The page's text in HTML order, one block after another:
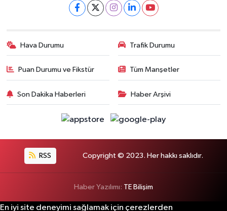
Hava Durumu Trafik Durumu
Puan Durumu ve Fikstür Tüm Manşetler
Son Dakika Haberleri Haber Arşivi
RSS Copyright © 2023. Her hakkı saklıdır.
Haber Yazılımı: TE Bilişim
En iyi site deneyimi sağlamak için çerezlerden